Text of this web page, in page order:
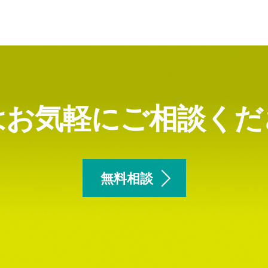
気軽にご相談く
無料相談